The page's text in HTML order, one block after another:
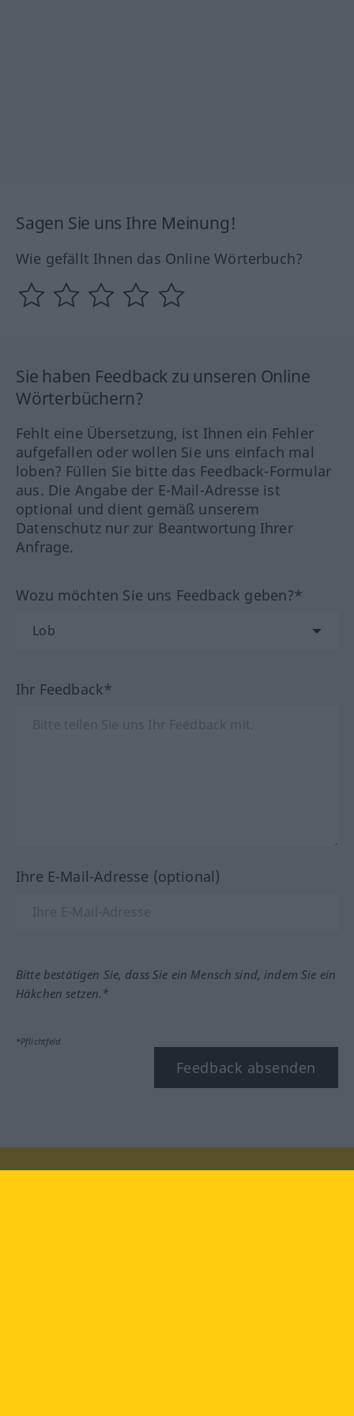
Sagen Sie uns Ihre Meinung!
Wie gefällt Ihnen das Online Wörterbuch?
Sie haben Feedback zu unseren Online
Wörterbüchern?
Fehlt eine Übersetzung, ist Ihnen ein Fehler
aufgefallen oder wollen Sie uns einfach mal
loben? Füllen Sie bitte das Feedback-Formular
aus. Die Angabe der E-Mail-Adresse ist
optional und dient gemäß unserem
Datenschutz nur zur Beantwortung Ihrer
Anfrage.
Wozu möchten Sie uns Feedback geben?*
Ihr Feedback*
Ihre E-Mail-Adresse (optional)
Bitte bestätigen Sie, dass Sie ein Mensch sind, indem Sie ein
Häkchen setzen.*
*Pflichtfeld
Feedback absenden